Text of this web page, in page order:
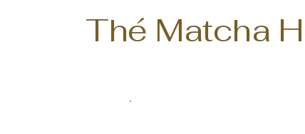
Thé Matcha